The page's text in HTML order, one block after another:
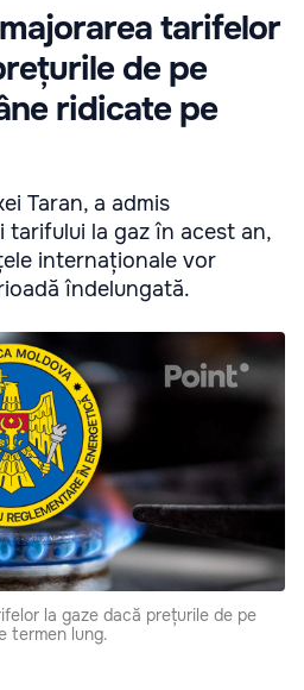
tarifelor
de pe
ridicate pe
Taran, a admis
tarifului la gaz în acest an,
internaționale vor
îndelungată.
la gaze dacă prețurile de pe
termen lung.